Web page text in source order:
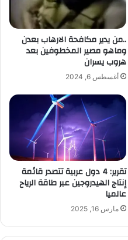
..من يدير مكافحة الارهاب بعدن
وماهو مصير المخطوفين بعد
هروب يسران
أغسطس 6, 2024
تقرير: 4 دول عربية تتصدر قائمة
إنتاج الهيدروجين عبر طاقة الرياح
عالميا
مارس 16, 2025